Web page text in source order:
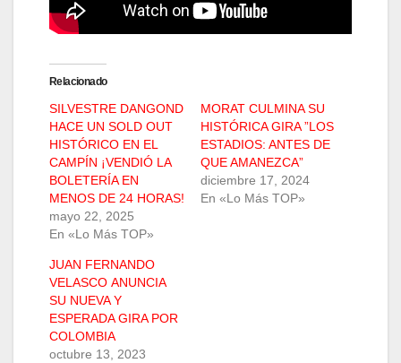
Relacionado
SILVESTRE DANGOND
HACE UN SOLD OUT
HISTÓRICO EN EL
CAMPÍN ¡VENDIÓ LA
BOLETERÍA EN
MENOS DE 24 HORAS!
mayo 22, 2025
En «Lo Más TOP»
MORAT CULMINA SU
HISTÓRICA GIRA ”LOS
ESTADIOS: ANTES DE
QUE AMANEZCA”
diciembre 17, 2024
En «Lo Más TOP»
JUAN FERNANDO
VELASCO ANUNCIA
SU NUEVA Y
ESPERADA GIRA POR
COLOMBIA
octubre 13, 2023